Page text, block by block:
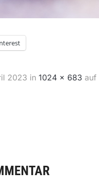
2023 in 1024 × 683 auf